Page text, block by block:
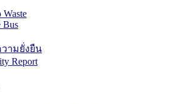
Waste
Bus
ามยั่งยืน
Report